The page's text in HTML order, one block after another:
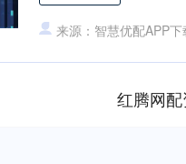
来源：智慧优配APP下
红腾网